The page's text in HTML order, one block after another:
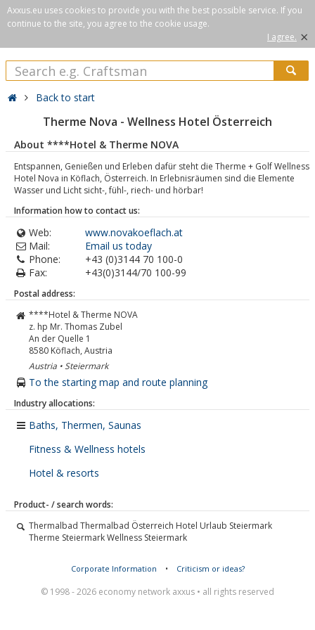
Axxus.eu uses cookies to provide you with the best possible service. If you
continue to the site, you agree to the cookie usage.
I agree. ×
Back to start
Therme Nova - Wellness Hotel Österreich
About ****Hotel & Therme NOVA
Entspannen, Genießen und Erleben dafür steht die Therme + Golf Wellness
Hotel Nova in Köflach, Österreich. In Erlebnisräumen sind die Elemente
Wasser und Licht sicht-, fühl-, riech- und hörbar!
Information how to contact us:
Web:
www.novakoeflach.at
Mail:
Email us today
Phone:
+43 (0)3144 70 100-0
Fax:
+43(0)3144/70 100-99
Postal address:
****Hotel & Therme NOVA
z. hp Mr. Thomas Zubel
An der Quelle 1
8580 Köflach, Austria
Austria • Steiermark
To the starting map and route planning
Industry allocations:
Baths, Thermen, Saunas
Fitness & Wellness hotels
Hotel & resorts
Product- / search words:
Thermalbad Thermalbad Österreich Hotel Urlaub Steiermark
Therme Steiermark Wellness Steiermark
Corporate Information • Criticism or ideas?
© 1998 - 2026 economy network axxus • all rights reserved